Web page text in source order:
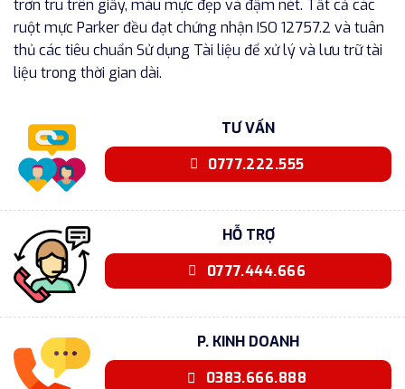
trơn tru trên giấy, màu mực đẹp và đậm nét. Tất cả các
ruột mực Parker đều đạt chứng nhận ISO 12757.2 và tuân
thủ các tiêu chuẩn Sử dụng Tài liệu để xử lý và lưu trữ tài
liệu trong thời gian dài.
TƯ VẤN
0777.222.555
HỖ TRỢ
0777.444.666
P. KINH DOANH
0383.666.888